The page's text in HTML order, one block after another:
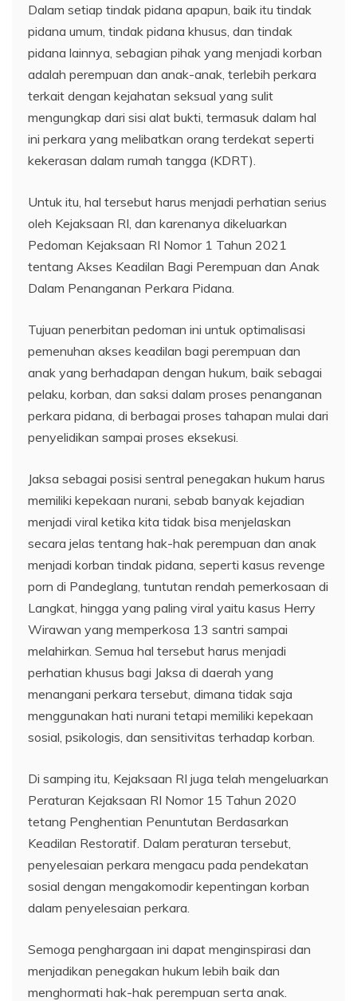
Dalam setiap tindak pidana apapun, baik itu tindak
pidana umum, tindak pidana khusus, dan tindak
pidana lainnya, sebagian pihak yang menjadi korban
adalah perempuan dan anak-anak, terlebih perkara
terkait dengan kejahatan seksual yang sulit
mengungkap dari sisi alat bukti, termasuk dalam hal
ini perkara yang melibatkan orang terdekat seperti
kekerasan dalam rumah tangga (KDRT).
Untuk itu, hal tersebut harus menjadi perhatian serius
oleh Kejaksaan RI, dan karenanya dikeluarkan
Pedoman Kejaksaan RI Nomor 1 Tahun 2021
tentang Akses Keadilan Bagi Perempuan dan Anak
Dalam Penanganan Perkara Pidana.
Tujuan penerbitan pedoman ini untuk optimalisasi
pemenuhan akses keadilan bagi perempuan dan
anak yang berhadapan dengan hukum, baik sebagai
pelaku, korban, dan saksi dalam proses penanganan
perkara pidana, di berbagai proses tahapan mulai dari
penyelidikan sampai proses eksekusi.
Jaksa sebagai posisi sentral penegakan hukum harus
memiliki kepekaan nurani, sebab banyak kejadian
menjadi viral ketika kita tidak bisa menjelaskan
secara jelas tentang hak-hak perempuan dan anak
menjadi korban tindak pidana, seperti kasus revenge
porn di Pandeglang, tuntutan rendah pemerkosaan di
Langkat, hingga yang paling viral yaitu kasus Herry
Wirawan yang memperkosa 13 santri sampai
melahirkan. Semua hal tersebut harus menjadi
perhatian khusus bagi Jaksa di daerah yang
menangani perkara tersebut, dimana tidak saja
menggunakan hati nurani tetapi memiliki kepekaan
sosial, psikologis, dan sensitivitas terhadap korban.
Di samping itu, Kejaksaan RI juga telah mengeluarkan
Peraturan Kejaksaan RI Nomor 15 Tahun 2020
tetang Penghentian Penuntutan Berdasarkan
Keadilan Restoratif. Dalam peraturan tersebut,
penyelesaian perkara mengacu pada pendekatan
sosial dengan mengakomodir kepentingan korban
dalam penyelesaian perkara.
Semoga penghargaan ini dapat menginspirasi dan
menjadikan penegakan hukum lebih baik dan
menghormati hak-hak perempuan serta anak.